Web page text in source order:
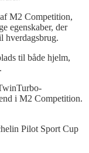
M2 Competition,
egenskaber, der
hverdagsbrug.
til både hjelm,
i M2 Competition.
Pilot Sport Cup